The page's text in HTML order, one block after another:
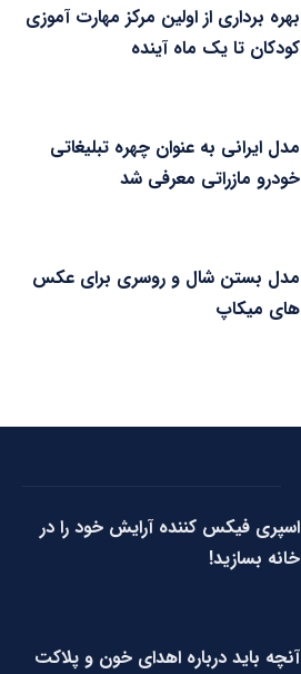
بهره برداری از اولین مرکز مهارت آموزی
کودکان تا یک ماه آینده
مدل ایرانی به عنوان چهره تبلیغاتی
خودرو مازراتی معرفی شد
مدل بستن شال و روسری برای عکس
های میکاپ
اسپری فیکس کننده آرایش خود را در
خانه بسازید!
آنچه باید درباره اهدای خون و پلاکت